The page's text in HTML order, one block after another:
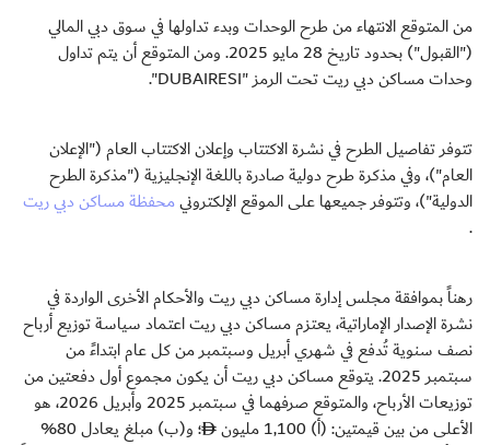
من المتوقع الانتهاء من طرح الوحدات وبدء تداولها في سوق دبي المالي
("القبول") بحدود تاريخ 28 مايو 2025. ومن المتوقع أن يتم تداول
وحدات مساكن دبي ريت تحت الرمز "DUBAIRESI".
تتوفر تفاصيل الطرح في نشرة الاكتتاب وإعلان الاكتتاب العام ("الإعلان
العام")، وفي مذكرة طرح دولية صادرة باللغة الإنجليزية ("مذكرة الطرح
الدولية")، وتتوفر جميعها على الموقع الإلكترونيمحفظة مساكن دبي ريت
.
رهناً بموافقة مجلس إدارة مساكن دبي ريت والأحكام الأخرى الواردة في
نشرة الإصدار الإماراتية، يعتزم مساكن دبي ريت اعتماد سياسة توزيع أرباح
نصف سنوية تُدفع في شهري أبريل وسبتمبر من كل عام ابتداءً من
سبتمبر 2025. يتوقع مساكن دبي ريت أن يكون مجموع أول دفعتين من
توزيعات الأرباح، والمتوقع صرفهما في سبتمبر 2025 وأبريل 2026، هو
الأعلى من بين قيمتين: (أ) 1,100 مليون
؛ و(ب) مبلغ يعادل 80%